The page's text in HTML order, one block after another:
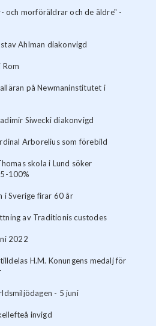
och morföräldrar och de äldre" -
Ahlman diakonvigd
på Newmaninstitutet i
Siwecki diakonvigd
Arborelius som förebild
skola i Lund söker
100%
i Sverige firar 60 år
av Traditionis custodes
2022
H.M. Konungens medalj för
- 5 juni
invigd